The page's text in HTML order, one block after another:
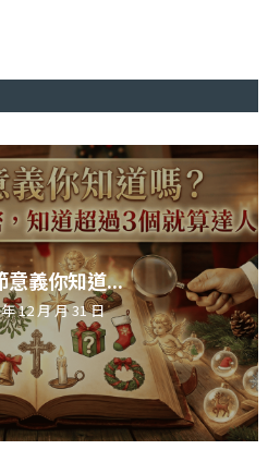
意義你知道...
12 月 月 31 日